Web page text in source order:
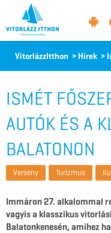
Vitorlázz
itthon
VitorlázzItthon > Hírek >
ISMÉT
AUTÓK ÉS A
BALATONON
Verseny Turizmus
Immáron 27. alkalommal
vagyis a klasszikus
Balatonkenesén, amihez